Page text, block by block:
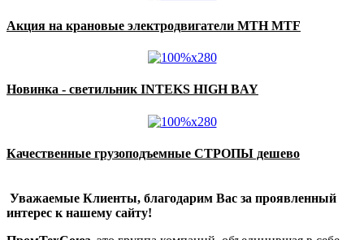
Акция на крановые электродвигатели MTH MTF
Новинка - светильник INTEKS HIGH BAY
Качественные грузоподъемные СТРОПЫ дешево
Уважаемые Клиенты, благодарим Вас за проявленный
интерес к нашему сайту!